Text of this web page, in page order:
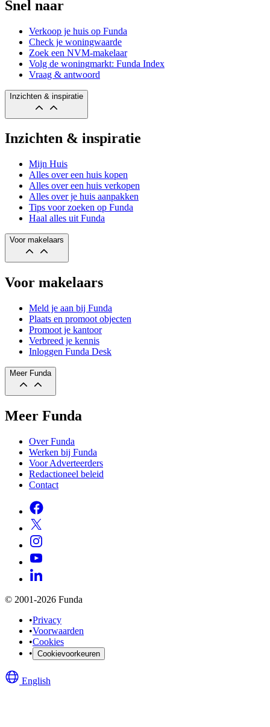
Snel naar
Verkoop je huis op Funda
Check je woningwaarde
Zoek een NVM-makelaar
Volg de woningmarkt: Funda Index
Vraag & antwoord
Inzichten & inspiratie
Inzichten & inspiratie
Mijn Huis
Alles over een huis kopen
Alles over een huis verkopen
Alles over je huis aanpakken
Tips voor zoeken op Funda
Haal alles uit Funda
Voor makelaars
Voor makelaars
Meld je aan bij Funda
Plaats en promoot objecten
Promoot je kantoor
Verbreed je kennis
Inloggen Funda Desk
Meer Funda
Meer Funda
Over Funda
Werken bij Funda
Voor Adverteerders
Redactioneel beleid
Contact
© 2001-2026 Funda
•Privacy
•Voorwaarden
•Cookies
• Cookievoorkeuren
English